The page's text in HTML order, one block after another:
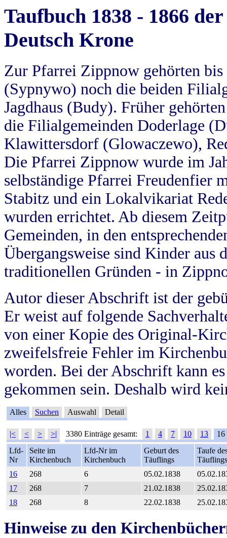
Taufbuch 1838 - 1866
Deutsch Krone
Zur Pfarrei Zippnow gehörten
(Sypnywo) noch die beiden
Jagdhaus (Budy). Früher
die Filialgemeinden Doderlage
Klawittersdorf (Glowaczewo),
Die Pfarrei Zippnow wurde im
selbständige Pfarrei Freudenfier
Stabitz und ein Lokalvikariat
wurden errichtet. Ab diesem
Gemeinden, in den
Übergangsweise sind Kinder aus
traditionellen Gründen - in
Autor dieser Abschrift ist der
Er weist auf folgende
von einer Kopie des Original-
zweifelsfreie Fehler im
worden. Bei der Abschrift kann
gekommen sein. Deshalb wird
Alles Suchen Auswahl Detail
|< < > >| 3380 Einträge gesamt: 1 4 7 10 13
16
Lfd-
Nr
Seite im
Kirchenbuch
Lfd-Nr im
Kirchenbuch
Geburt des
Täuflings
Taufe
Täuflings
16
268 6 05.02.1838
17
268 7 21.02.1838
18
268 8 22.02.1838
Hinweise zu den